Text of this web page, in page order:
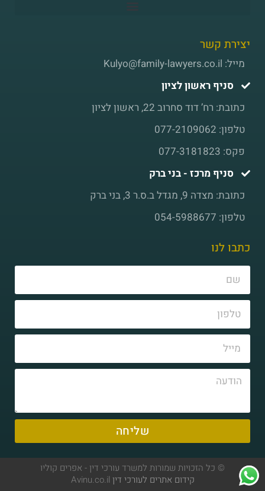
יצירת קשר
מייל: Kulyo@family-lawyers.co.il
סניף ראשון לציון
כתובת: רח’ דוד סחרוב 22, ראשון לציון
טלפון: 077-2109062
פקס: 077-3181823
סניף מרכז - בני ברק
כתובת: מצדה 9, מגדל ב.ס.ר 3, בני ברק
טלפון: 054-5988677
כתבו לנו
שליחה
© כל הזכויות שמורות למשרד עורכי דין - אפרים קוליו
קידום אתרים לעורכי דין